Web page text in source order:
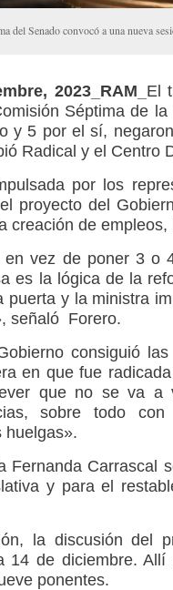
del Senado convocó a una nueva
2023_RAM_ El
Séptima de
y 5 por el sí,
Radical y el Centro
por los
proyecto del
creación de empleos,
vez de poner 3 o
es la lógica de la
puerta y la ministra
señaló Forero.
consiguió
en que fue
que no se va a
sobre todo
huelgas».
Fernanda Carrascal
y para el
la discusión del
14 de diciembre.
ponentes.